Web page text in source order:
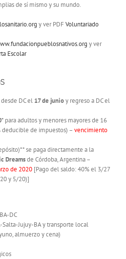
de sí mismo y su mundo.
y ver PDF Voluntariado
y ver
Escolar
DC el 17 de junioy regreso a DC el
* para adultos y menores mayores de 16
de impuestos) – vencimiento
se paga directamente a la
Dreamsde Córdoba, Argentina –
de 2020 [Pago del saldo: 40% el 3/27
y 5/20)]
DC
Jujuy-BA y transporte local
almuerzo y cena)